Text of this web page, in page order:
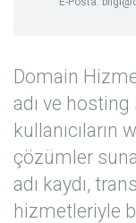
Domain
adı ve hosting
kullanıcıların
çözümler
adı kaydı,
hizmetleriyle